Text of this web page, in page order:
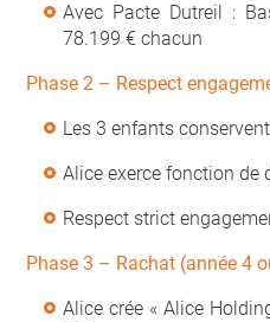
Avec Pacte Dutreil :
78.199 € chacun
Phase 2 – Respect
Les 3 enfants
Alice exerce fonction de
Respect strict
Phase 3 – Rachat (année 4
Alice crée « Alice